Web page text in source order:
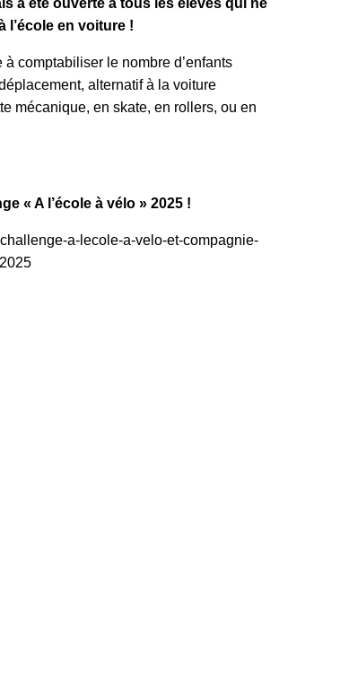
a été ouverte à tous les élèves qui ne
l’école en voiture !
comptabiliser le nombre d’enfants
alternatif à la voiture
mécanique, en skate, en rollers, ou en
« A l’école à vélo » 2025 !
a-lecole-a-velo-et-compagnie-
2025